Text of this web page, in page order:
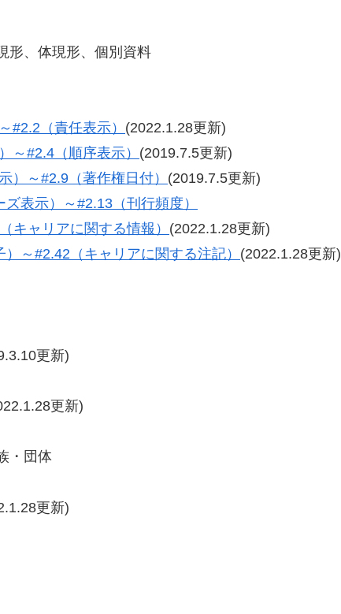
形、体現形、個別資料
#2.2（責任表示） (2022.1.28更新)
～#2.4（順序表示） (2019.7.5更新)
）～#2.9（著作権日付） (2019.7.5更新)
表示）～#2.13（刊行頻度）
キャリアに関する情報） (2022.1.28更新)
～#2.42（キャリアに関する注記） (2022.1.28更新)
更新)
更新)
・団体
更新)